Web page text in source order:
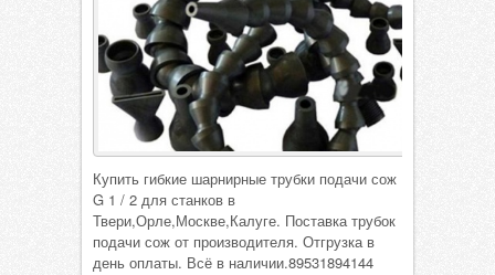
Купить гибкие шарнирные трубки подачи сож
G 1 / 2 для станков в
Твери,Орле,Москве,Калуге. Поставка трубок
подачи сож от производителя. Отгрузка в
день оплаты. Всё в наличии.89531894144